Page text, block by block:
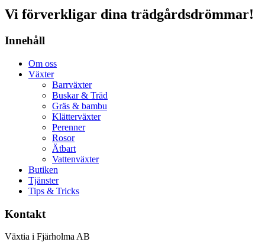
Vi förverkligar dina trädgårdsdrömmar!
Innehåll
Om oss
Växter
Barrväxter
Buskar & Träd
Gräs & bambu
Klätterväxter
Perenner
Rosor
Ätbart
Vattenväxter
Butiken
Tjänster
Tips & Tricks
Kontakt
Växtia i Fjärholma AB